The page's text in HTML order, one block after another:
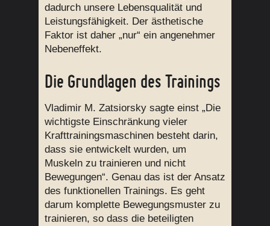
dadurch unsere Lebensqualität und
Leistungsfähigkeit. Der ästhetische
Faktor ist daher „nur“ ein angenehmer
Nebeneffekt.
Die Grundlagen des Trainings
Vladimir M. Zatsiorsky sagte einst „Die
wichtigste Einschränkung vieler
Krafttrainingsmaschinen besteht darin,
dass sie entwickelt wurden, um
Muskeln zu trainieren und nicht
Bewegungen“. Genau das ist der Ansatz
des funktionellen Trainings. Es geht
darum komplette Bewegungsmuster zu
trainieren, so dass die beteiligten